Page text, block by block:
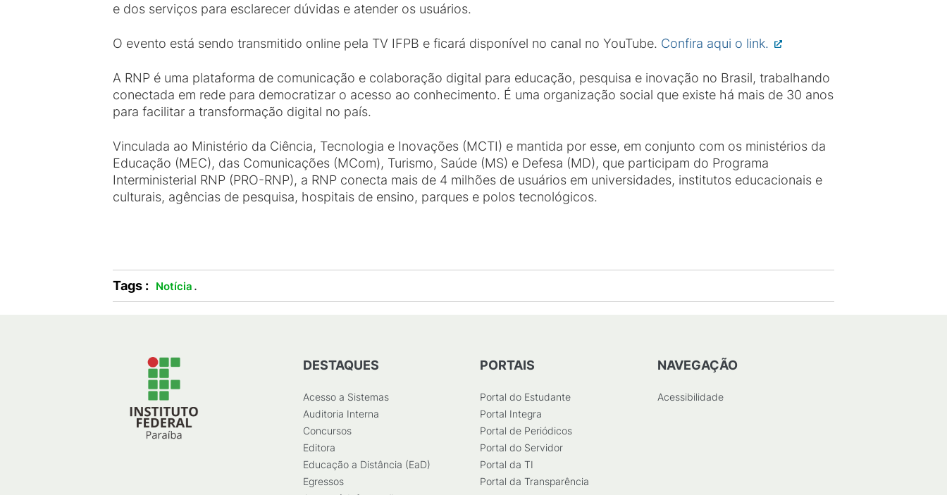
e dos serviços para esclarecer dúvidas e atender os usuários.
O evento está sendo transmitido online pela TV IFPB e ficará disponível no canal no YouTube. Confira aqui o link.
A RNP é uma plataforma de comunicação e colaboração digital para educação, pesquisa e inovação no Brasil, trabalhando
conectada em rede para democratizar o acesso ao conhecimento. É uma organização social que existe há mais de 30 anos
para facilitar a transformação digital no país.
Vinculada ao Ministério da Ciência, Tecnologia e Inovações (MCTI) e mantida por esse, em conjunto com os ministérios da
Educação (MEC), das Comunicações (MCom), Turismo, Saúde (MS) e Defesa (MD), que participam do Programa
Interministerial RNP (PRO-RNP), a RNP conecta mais de 4 milhões de usuários em universidades, institutos educacionais e
culturais, agências de pesquisa, hospitais de ensino, parques e polos tecnológicos.
Tags : Notícia .
DESTAQUES
Acesso a Sistemas
Auditoria Interna
Concursos
Editora
Educação a Distância (EaD)
Egressos
PORTAIS
Portal do Estudante
Portal Integra
Portal de Periódicos
Portal do Servidor
Portal da TI
Portal da Transparência
NAVEGAÇÃO
Acessibilidade